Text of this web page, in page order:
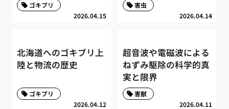
2026.04.15
ゴキブリ
2026.04.14
害虫
北海道へのゴキブリ上
陸と物流の歴史
2026.04.12
ゴキブリ
超音波や電磁波による
ねずみ駆除の科学的真
実と限界
2026.04.11
害獣